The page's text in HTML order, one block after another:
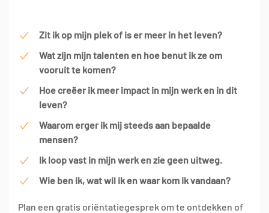
Zit ik op mijn plek of is er meer in het leven?
Wat zijn mijn talenten en hoe benut ik ze om
vooruit te komen?
Hoe creëer ik meer impact in mijn werk en in dit
leven?
Waarom erger ik mij steeds aan bepaalde
mensen?
Ik loop vast in mijn werk en zie geen uitweg.
Wie ben ik, wat wil ik en waar kom ik vandaan?
Plan een gratis oriëntatiegesprek om te ontdekken of